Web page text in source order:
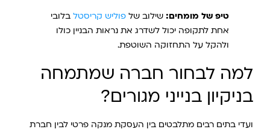
טיפ של מומחים:שילוב של פוליש קריסטלבלובי
אחת לתקופה יכול לשדרג את נראות הבניין כולו
ולהקל על התחזוקה השוטפת.
למה לבחור חברה שמתמחה
בניקיון בנייני מגורים?
ועדי בתים רבים מתלבטים בין העסקת מנקה פרטי לבין חברת